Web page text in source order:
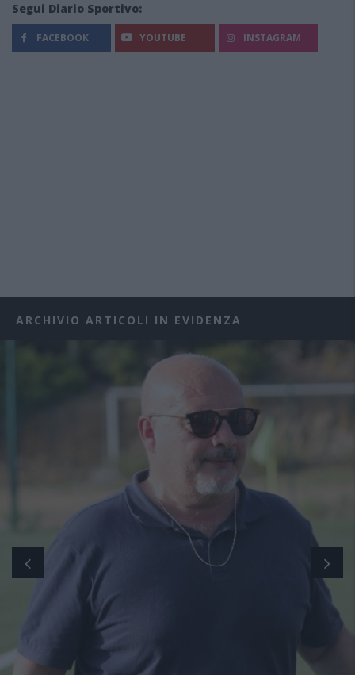
Segui Diario Sportivo:
FACEBOOK YOUTUBE INSTAGRAM
ARCHIVIO ARTICOLI IN EVIDENZA